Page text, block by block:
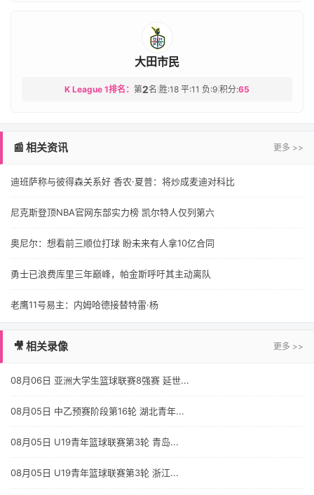
大田市民
K League 1排名： 第2名 胜:18 平:11 负:9 积分:65
📰 相关资讯 更多 >>
迪班萨称与彼得森关系好 香农·夏普：将炒成麦迪对科比
尼克斯登顶NBA官网东部实力榜 凯尔特人仅列第六
奥尼尔：想看前三顺位打球 盼未来有人拿10亿合同
勇士已浪费库里三年巅峰，帕金斯呼吁其主动离队
老鹰11号易主：内姆哈德接替特雷·杨
🎥 相关录像 更多 >>
08月06日 亚洲大学生篮球联赛8强赛 延世...
08月05日 中乙预赛阶段第16轮 湖北青年...
08月05日 U19青年篮球联赛第3轮 青岛...
08月05日 U19青年篮球联赛第3轮 浙江...